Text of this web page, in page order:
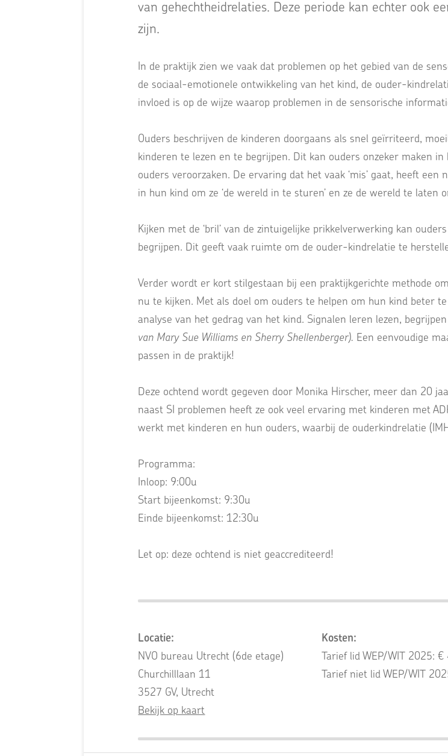
van gehechtheidrelaties. Deze periode kan echter ook
zijn.
In de praktijk zien we vaak dat problemen op het gebied van de
de sociaal-emotionele ontwikkeling van het kind, de ouder-
invloed is op de wijze waarop problemen in de sensorische
Ouders beschrijven de kinderen doorgaans als snel geïrriteerd,
kinderen te lezen en te begrijpen. Dit kan ouders onzeker maken
ouders veroorzaken. De ervaring dat het vaak ‘mis’ gaat, heeft
in hun kind om ze ‘de wereld in te sturen’ en ze de wereld te laten
Kijken met de ‘bril’ van de zintuigelijke prikkelverwerking kan
begrijpen. Dit geeft vaak ruimte om de ouder-kindrelatie te
Verder wordt er kort stilgestaan bij een praktijkgerichte methode
nu te kijken. Met als doel om ouders te helpen om hun kind beter
analyse van het gedrag van het kind. Signalen leren lezen,
van Mary Sue Williams en Sherry Shellenberger). Een eenvoudige
passen in de praktijk!
Deze ochtend wordt gegeven door Monika Hirscher, meer dan 20
naast SI problemen heeft ze ook veel ervaring met kinderen met
werkt met kinderen en hun ouders, waarbij de ouderkindrelatie
Programma:
Inloop: 9:00u
Start bijeenkomst: 9:30u
Einde bijeenkomst: 12:30u
Let op: deze ochtend is niet geaccrediteerd!
Locatie:
NVO bureau Utrecht (6de etage)
Churchilllaan 11
3527 GV, Utrecht
Bekijk op kaart
Kosten:
Tarief lid WEP/WIT 2025:€
Tarief niet lid WEP/WIT